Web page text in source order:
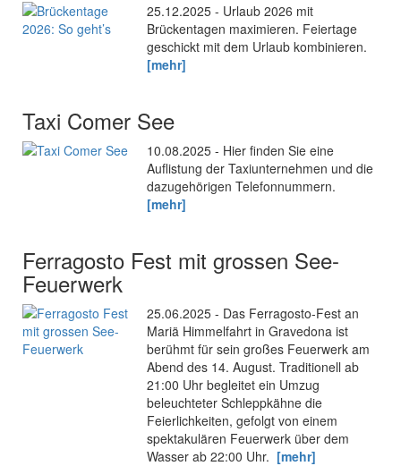
25.12.2025 - Urlaub 2026 mit
Brückentagen maximieren. Feiertage
geschickt mit dem Urlaub kombinieren.
[mehr]
Taxi Comer See
10.08.2025 - Hier finden Sie eine
Auflistung der Taxiunternehmen und die
dazugehörigen Telefonnummern.
[mehr]
Ferragosto Fest mit grossen See-
Feuerwerk
25.06.2025 - Das Ferragosto-Fest an
Mariä Himmelfahrt in Gravedona ist
berühmt für sein großes Feuerwerk am
Abend des 14. August. Traditionell ab
21:00 Uhr begleitet ein Umzug
beleuchteter Schleppkähne die
Feierlichkeiten, gefolgt von einem
spektakulären Feuerwerk über dem
Wasser ab 22:00 Uhr. [mehr]